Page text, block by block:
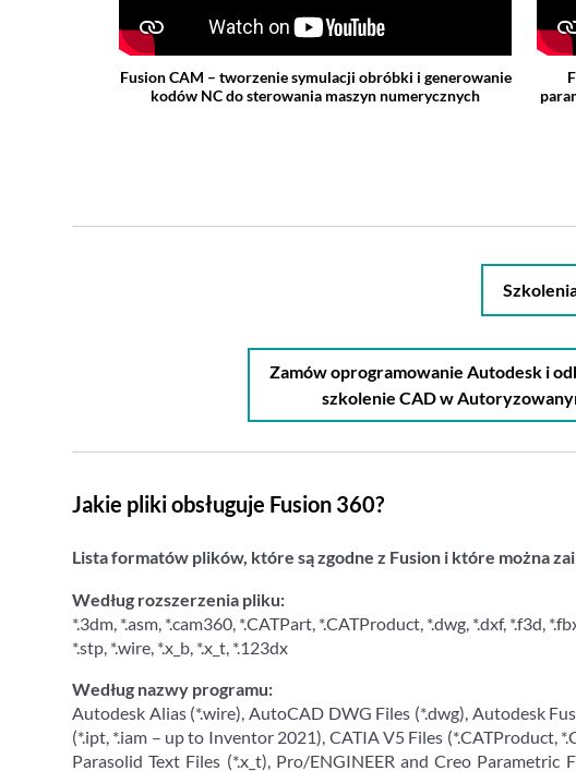
Fusion CAM – tworzenie symulacji obróbki i generowanie
kodów NC do sterowania maszyn numerycznych
Zamów oprogramowanie Autodesk i
szkolenie CAD w
Jakie pliki obsługuje Fusion 360?
Lista formatów plików, które są zgodne z Fusion i które można
Według rozszerzenia pliku:
*.3dm, *.asm, *.cam360, *.CATPart, *.CATProduct, *.dwg, *.dxf, *.f3d,
*.stp, *.wire, *.x_b, *.x_t, *.123dx
Według nazwy programu:
Autodesk Alias (*.wire), AutoCAD DWG Files (*.dwg), Autodesk
(*.ipt, *.iam – up to Inventor 2021), CATIA V5 Files (*.CATProduct,
Parasolid Text Files (*.x_t), Pro/ENGINEER and Creo Parametric